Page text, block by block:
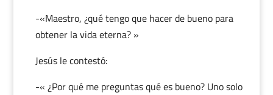
-«Maestro, ¿qué tengo que hacer de bueno para
obtener la vida eterna? »
Jesús le contestó:
-« ¿Por qué me preguntas qué es bueno? Uno solo